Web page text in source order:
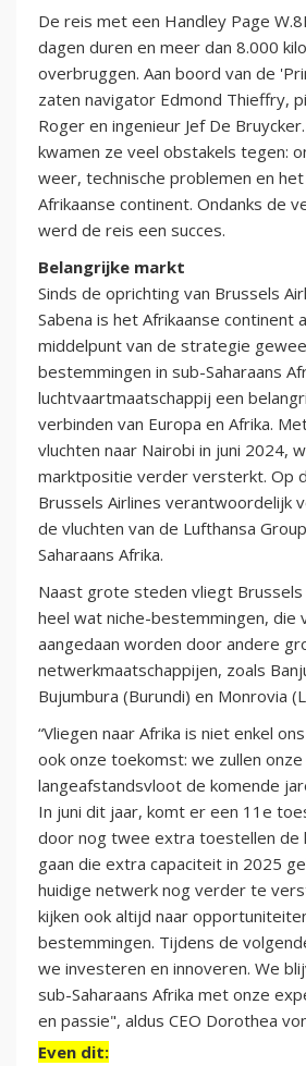
De reis met een Handley Page
dagen duren en meer dan 8.000
overbruggen. Aan boord van de
zaten navigator Edmond Thieffry,
Roger en ingenieur Jef De
kwamen ze veel obstakels tegen:
weer, technische problemen en
Afrikaanse continent. Ondanks de
werd de reis een succes.
Belangrijke markt
​Sinds de oprichting van Brussels
Sabena is het Afrikaanse continent
middelpunt van de strategie
bestemmingen in sub-Saharaans
luchtvaartmaatschappij een
verbinden van Europa en Afrika.
vluchten naar Nairobi in juni 2024,
marktpositie verder versterkt. Op
Brussels Airlines verantwoordelijk
de vluchten van de Lufthansa
Saharaans Afrika.
Naast grote steden vliegt Brussels
heel wat niche-bestemmingen, die
aangedaan worden door andere
netwerkmaatschappijen, zoals
Bujumbura (Burundi) en Monrovia
“Vliegen naar Afrika is niet enkel
ook onze toekomst: we zullen onze
langeafstandsvloot de komende
In juni dit jaar, komt er een 11e
door nog twee extra toestellen de
gaan die extra capaciteit in 2025
huidige netwerk nog verder te
kijken ook altijd naar
bestemmingen. Tijdens de
we investeren en innoveren. We
sub-Saharaans Afrika met onze
en passie", aldus CEO Dorothea
Even dit: